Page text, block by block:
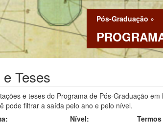
Pós-Graduação »
Teses
e teses do Programa de Pós-Graduação
pode filtrar a saída pelo ano e pelo nível.
Nível: